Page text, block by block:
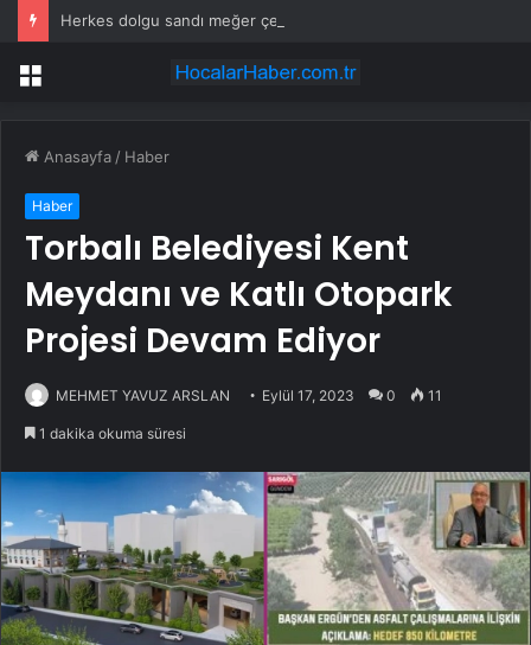
Herkes dolgu sandı meğer çenesini böcek ısırmış
Menü
Anasayfa / Haber
Haber
Torbalı Belediyesi Kent
Meydanı ve Katlı Otopark
Projesi Devam Ediyor
MEHMET YAVUZ ARSLAN Eylül 17, 2023 0 11
1 dakika okuma süresi